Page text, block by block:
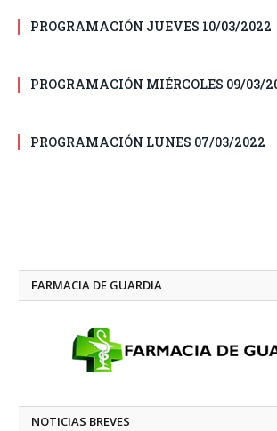
PROGRAMACIÓN JUEVES 10/03/2022
PROGRAMACIÓN MIÉRCOLES 09/03/
PROGRAMACIÓN LUNES 07/03/2022
FARMACIA DE GUARDIA
NOTICIAS BREVES